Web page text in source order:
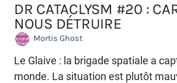
DR CATACLYSM #20 :
NOUS DÉTRUIRE
Mortis Ghost
Le Glaive : la brigade spatiale a
monde. La situation est plutôt